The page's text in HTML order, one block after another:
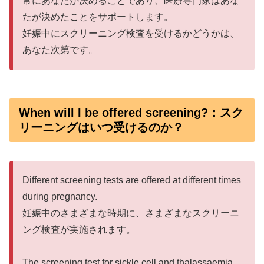
たが決めたことをサポートします。
妊娠中にスクリーニング検査を受けるかどうかは、
あなた次第です。
When will I be offered screening?：スク
リーニングはいつ受けるのか？
Different screening tests are offered at different times
during pregnancy.
妊娠中のさまざまな時期に、さまざまなスクリーニ
ング検査が実施されます。